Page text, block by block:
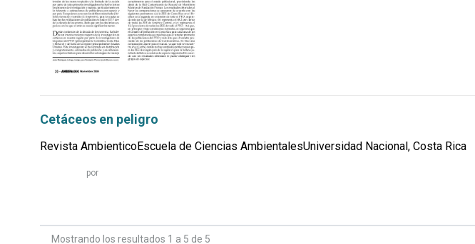
Cetáceos en peligro
Revista AmbienticoEscuela de Ciencias AmbientalesUniversidad Nacional, Costa Rica
por
Mostrando los resultados 1 a 5 de 5